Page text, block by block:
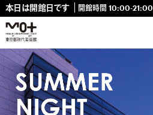
本日は開館日です 開館時間 10:00-21:00